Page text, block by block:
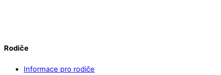
Rodiče
Informace pro rodiče